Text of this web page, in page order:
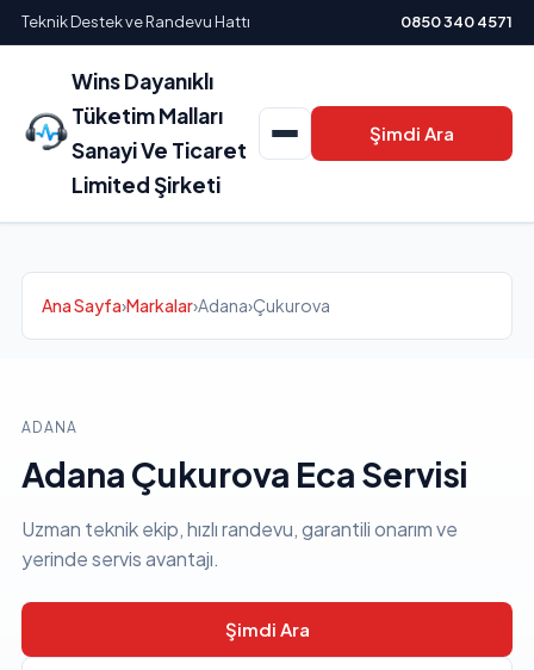
Teknik Destek ve Randevu Hattı 0850 340 4571
Wins Dayanıklı
Tüketim Malları
Sanayi Ve Ticaret
Limited Şirketi
Şimdi Ara
Ana Sayfa›Markalar›Adana›Çukurova
ADANA
Adana Çukurova Eca Servisi
Uzman teknik ekip, hızlı randevu, garantili onarım ve
yerinde servis avantajı.
Şimdi Ara